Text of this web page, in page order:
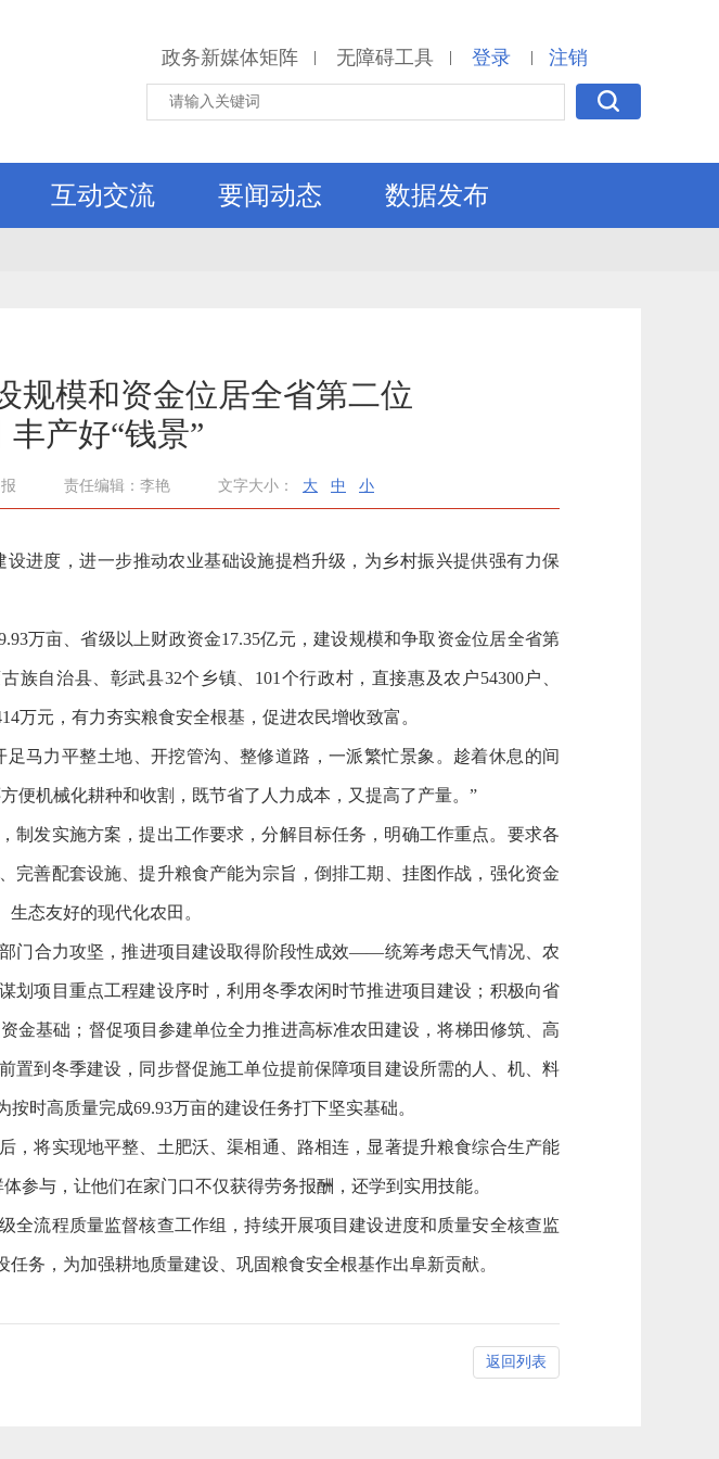
政务新媒体矩阵 | 无障碍工具 | 登录 | 注销
互动交流 要闻动态 数据发布
规模和资金位居全省第二位
产好“钱景”
责任编辑：李艳 文字大小： 大 中 小
度，进一步推动农业基础设施提档升级，为乡村振兴提供强有力保
万亩、省级以上财政资金17.35亿元，建设规模和争取资金位居全省第
族自治县、彰武县32个乡镇、101个行政村，直接惠及农户‌54300户、
万元， ‌有力夯实粮食安全根基，促进农民增收致富。
马力平整土地、开挖管沟、整修道路，一派繁忙景象。 趁着休息的间
便机械化耕种和收割，既节省了人力成本，又提高了产量。”
发实施方案，提出工作要求，分解目标任务，明确工作重点。 要求‌各
善配套设施、提升粮食产能为宗旨，倒排工期、挂图作战，强化资金
态友好的现代化农田。
合力攻坚，推进项目建设取得阶段性成效——统筹考虑天气情况、农
划项目重点工程建设序时，利用冬季农闲时节推进项目建设；积极向省
金基础；督促项目参建单位全力推进高标准农田建设，将梯田修筑、高
置到冬季建设，同步督促施工单位提前保障项目建设所需的人、机、料
时高质量完成69.93万亩的建设任务打下坚实基础。
，将实现地平整、土肥沃、渠相通、路相连，显著提升粮食综合生产能
参与，让他们在家门口不仅获得劳务报酬，还学到实用技能。
流程质量监督核查工作组，持续开展项目建设进度和质量安全核查监
务，为加强耕地质量建设、巩固粮食安全根基作出阜新贡献。
返回列表